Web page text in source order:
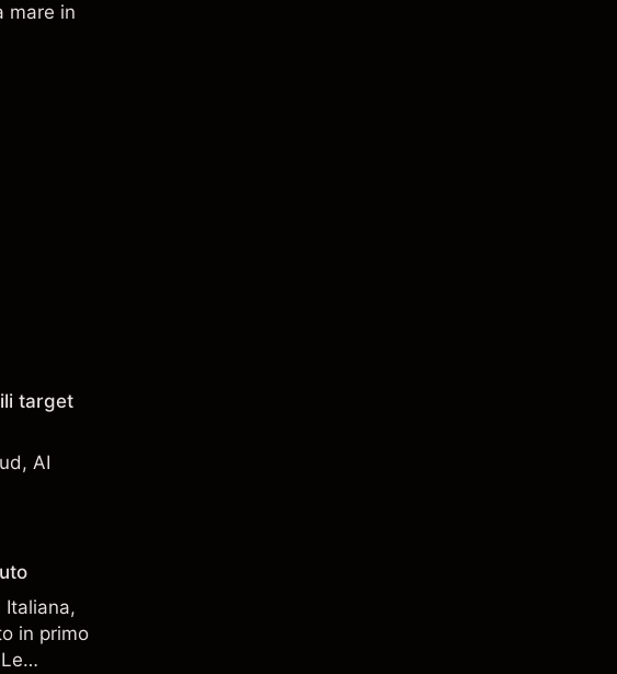
mare in
target
AI
Italiana,
in primo